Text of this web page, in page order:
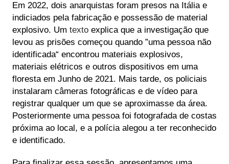
Em 2022, dois anarquistas foram presos na Itália e
indiciados pela fabricação e possessão de material
explosivo. Um texto explica que a investigação que
levou as prisões começou quando ”uma pessoa não
identificada“ encontrou materiais explosivos,
materiais elétricos e outros dispositivos em uma
floresta em Junho de 2021. Mais tarde, os policiais
instalaram câmeras fotográficas e de vídeo para
registrar qualquer um que se aproximasse da área.
Posteriormente uma pessoa foi fotografada de costas
próxima ao local, e a polícia alegou a ter reconhecido
e identificado.